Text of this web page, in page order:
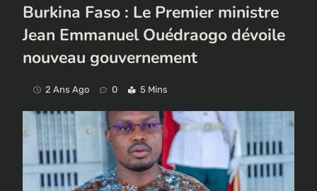
Burkina Faso : Le Premier ministre
Jean Emmanuel Ouédraogo dévoile
nouveau gouvernement
2 Ans Ago 0 5 Mins